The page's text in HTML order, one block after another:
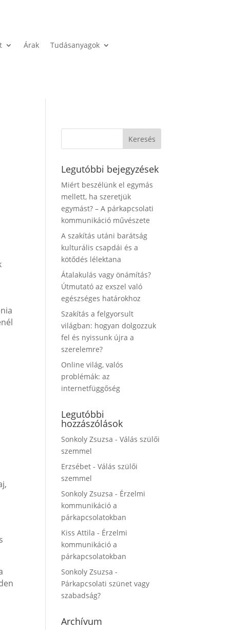
Árak Tudásanyagok
Legutóbbi bejegyzések
Miért beszélünk el egymás
mellett, ha szeretjük
egymást? – A párkapcsolati
kommunikáció művészete
A szakítás utáni barátság
kulturális csapdái és a
kötődés lélektana
Átalakulás vagy önámítás?
Útmutató az exszel való
egészséges határokhoz
Szakítás a felgyorsult
világban: hogyan dolgozzuk
fel és nyissunk újra a
szerelemre?
Online világ, valós
problémák: az
internetfüggőség
Legutóbbi
hozzászólások
Sonkoly Zsuzsa -Válás szülői
szemmel
Erzsébet -Válás szülői
szemmel
Sonkoly Zsuzsa - Érzelmi
kommunikáció a
párkapcsolatokban
Kiss Attila - Érzelmi
kommunikáció a
párkapcsolatokban
Sonkoly Zsuzsa -
Párkapcsolati szünet vagy
szabadság?
Archívum